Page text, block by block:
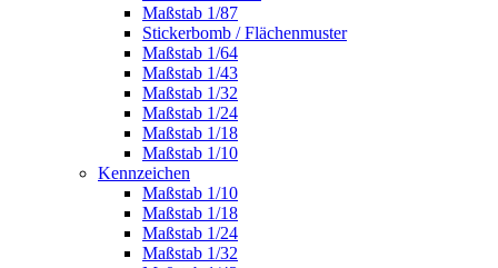
Maßstab 1/87
Stickerbomb / Flächenmuster
Maßstab 1/64
Maßstab 1/43
Maßstab 1/32
Maßstab 1/24
Maßstab 1/18
Maßstab 1/10
Kennzeichen
Maßstab 1/10
Maßstab 1/18
Maßstab 1/24
Maßstab 1/32